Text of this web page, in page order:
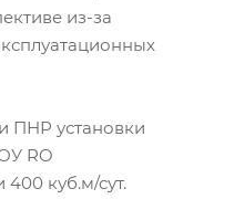
из-за
ПНР установки
RO
400 куб.м/сут.